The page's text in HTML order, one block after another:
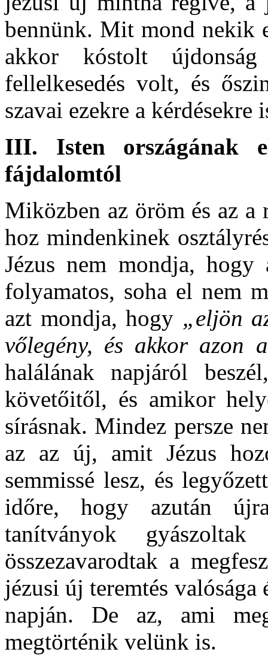
bennünk. Mit mond nekik
akkor kóstolt
fellelkesedés volt, és
szavai ezekre a kérdésekre
III. Isten országának
fájdalomtól
Miközben az öröm és az a
hoz mindenkinek
Jézus nem mondja, hogy
folyamatos, soha el nem
azt mondja, hogy „eljön
vőlegény, és akkor
halálának napjáról
követőitől, és amikor
sírásnak. Mindez persze
az az új, amit Jézus
semmissé lesz, és
időre, hogy azután
tanítványok
összezavarodtak a
jézusi új teremtés valósága
napján. De az, ami
megtörténik velünk is.